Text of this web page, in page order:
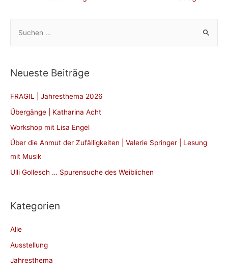
n
n
Neueste Beiträge
FRAGIL | Jahresthema 2026
Übergänge | Katharina Acht
Workshop mit Lisa Engel
Über die Anmut der Zufälligkeiten | Valerie Springer | Lesung
mit Musik
Ulli Gollesch … Spurensuche des Weiblichen
Kategorien
Alle
Ausstellung
Jahresthema